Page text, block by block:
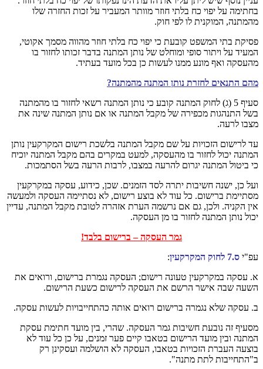
בחתימה על יפוי כח בלתי חוזר מוותר המעביר על זכות החזרה שלו
מהמתנה, המוקנית לו לפי חוק.
פסיקת בתי המשפט קובעת כי יפוי כח בלתי חוזר מהווה מסמך אקוטי,
המעיד על ויתור סופי ומוחלט של נותן המתנה בדבר זכותו לחזור בו
מהעסקה ואף מונע ממנו לעשות כן בכל מועד בעתיד.
מהם התנאים לחזרת נותן המתנה מהמתנה?
סעיף 5 (ג) לחוק המתנה קובע כי נותן המתנה רשאי לחזור בו מהמתנה
בשל התנהגות מכפירה של מקבל המתנה או אם נותן המתנה שינה את
מצבו לרעה.
עד לרישום הזכויות על שם מקבל המתנה בלשכת רישום המקרקעין נותן
המתנה יכול לחזור בו מהעסקה, למעט במקרים בהם מקבל המתנה יוכיח
כי ביטול המתנה יגרום להרעה במצבו, לרבות הרעה בשל הסתמכות.
ועל כן, ישנה חשיבות יתרה לסד הזמנים. שכן, כידוע, עסקה במקרקעין
מסתיימת ברישום. כל עוד לא בוצע רישום, לא נסתיימה העסקה ולמעשה
אין הקניה. ולכן, גם אם נרשמה הערת אזהרה לטובת מקבל המתנה, עדיין
יכול נותן המתנה לחזור בו מן העסקה.
גמר העסקה – ברישום בלבד!
עפ"י ס.7 לחוק המקרקעין
:
א. עסקה במקרקעין טעונה רישום; העסקה נגמרת ברישום, ורואים את
השעה שבה אישר הרשם את העסקה לרישום כשעת הרישום.
ב. עסקה שלא נגמרה ברישום רואים אותה כהתחייבויות לעשות עסקה.
מסעיף זה נובעת חשיבות גמר העסקה. שהרי, בין מועד חתימת עסקת
המתנה ובין מועד הרישום בטאבו קיים פער זמנים, על כן כל עוד לא
בוצעה העברת הזכויות בטאבו, העסקה לא הושלמה ועסקינן רק
ב"התחייבות לתת מתנה".